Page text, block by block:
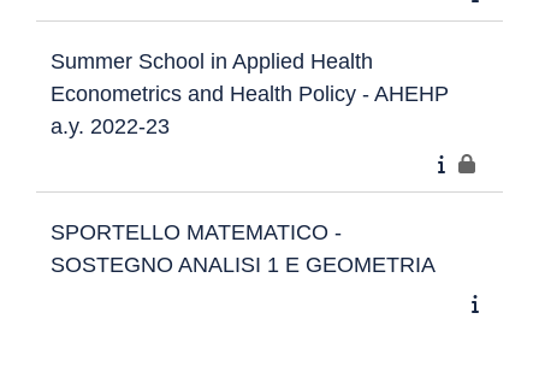
Summer School in Applied Health
Econometrics and Health Policy - AHEHP
a.y. 2022-23
SPORTELLO MATEMATICO -
SOSTEGNO ANALISI 1 E GEOMETRIA